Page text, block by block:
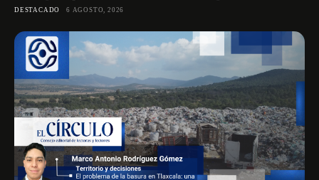
DESTACADO 6 AGOSTO, 2026